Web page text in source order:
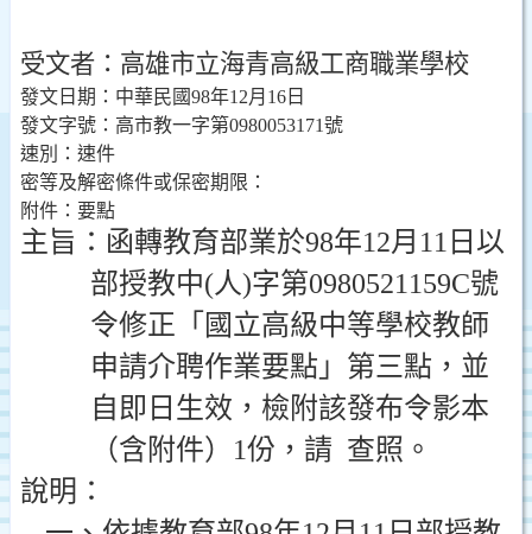
受文者： 高雄市立海青高級工商職業學校
發文日期： 中華民國98年12月 16 日
發文字號： 高市教一字第0980053171號
速別： 速件
密等及解密條件或保密期限：
附件： 要點
主旨： 函轉教育部業於98年12月 11 日 以
部授教中(人)字第0980521159C號
令修正「國立高級中等學校教師
申請介聘作業要點」第三點，並
自即日生效，檢附該發布令影本
（含附件） 1份，請 查照。
說明：